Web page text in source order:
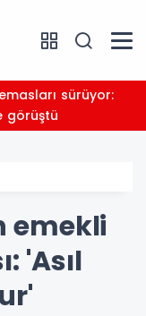
görüştü
emekli
'Asıl